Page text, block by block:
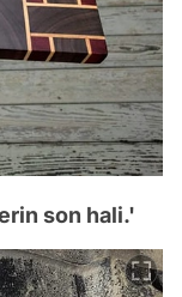
son hali.'